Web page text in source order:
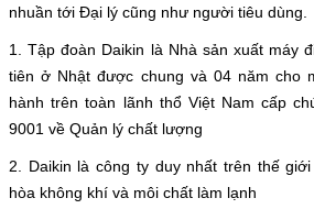
nhuần tới Đại lý cũng như người tiêu dùng.
1. Tập đoàn Daikin là Nhà sản xuất máy
tiên ở Nhật được chung và 04 năm cho
hành trên toàn lãnh thổ Việt Nam cấp
9001 về Quản lý chất lượng
2. Daikin là công ty duy nhất trên thế
hòa không khí và môi chất làm lạnh